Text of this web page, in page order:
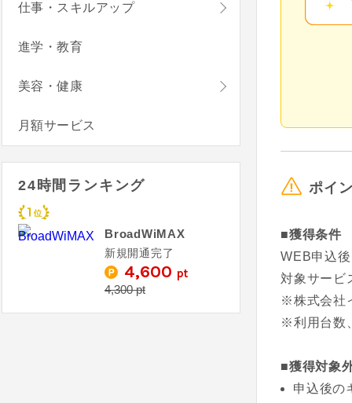
ポイ
■獲得条件
WEB申込
対象サービ
※株式会社
※利用台数
■獲得対象
申込後の
仕事・スキルアップ
進学・教育
美容・健康
月額サービス
24時間ランキング
BroadWiMAX
新規開通完了
4,600 pt
4,300 pt